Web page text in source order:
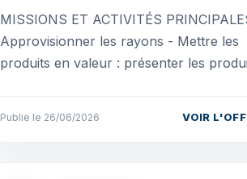
MISSIONS ET ACTIVITÉS
Approvisionner les rayons - Mettre les
produits en valeur : présenter les
Publie le 26/06/2026 VOIR